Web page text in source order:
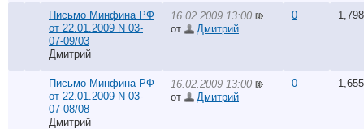
Письмо Минфина РФ
от 22.01.2009 N 03-
07-09/03
Дмитрий
16.02.2009 13:00
от
Дмитрий
0 1,798
Письмо Минфина РФ
от 22.01.2009 N 03-
07-08/08
Дмитрий
16.02.2009 13:00
от
Дмитрий
0 1,655